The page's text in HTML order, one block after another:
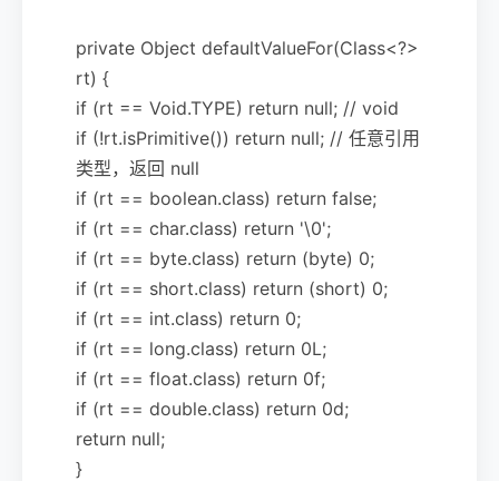
private Object defaultValueFor(Class<?>
rt) {
if (rt == Void.TYPE) return null; // void
if (!rt.isPrimitive()) return null; // 任意引用
类型，返回 null
if (rt == boolean.class) return false;
if (rt == char.class) return '\0';
if (rt == byte.class) return (byte) 0;
if (rt == short.class) return (short) 0;
if (rt == int.class) return 0;
if (rt == long.class) return 0L;
if (rt == float.class) return 0f;
if (rt == double.class) return 0d;
return null;
}